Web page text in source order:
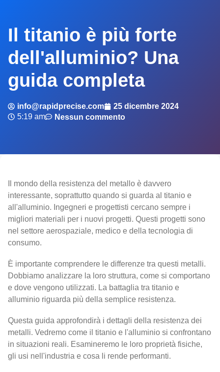
Il titanio è più forte
dell'alluminio? Una
guida completa
info@rapidprecise.com
25 dicembre 2024
5:19 am
Nessun commento
Il mondo della resistenza del metallo è davvero
interessante, soprattutto quando si guarda al titanio e
all'alluminio. Ingegneri e progettisti cercano sempre i
migliori materiali per i nuovi progetti. Questi progetti sono
nel settore aerospaziale, medico e della tecnologia di
consumo.
È importante comprendere le differenze tra questi metalli.
Dobbiamo analizzare la loro struttura, come si comportano
e dove vengono utilizzati. La battaglia tra titanio e
alluminio riguarda più della semplice resistenza.
Questa guida approfondirà i dettagli della resistenza dei
metalli. Vedremo come il titanio e l'alluminio si confrontano
in situazioni reali. Esamineremo le loro proprietà fisiche,
gli usi nell'industria e cosa li rende performanti.